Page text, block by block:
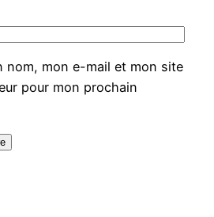
nom, mon e-mail et mon site
pour mon prochain